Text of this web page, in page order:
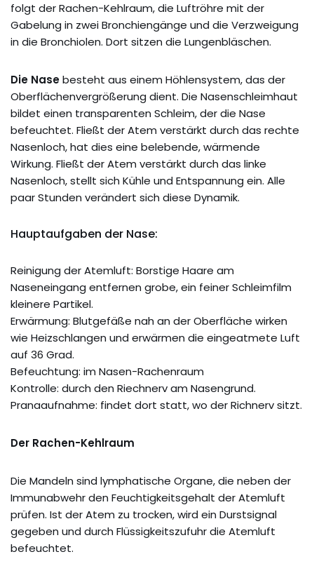
folgt der Rachen-Kehlraum, die Luftröhre mit der
Gabelung in zwei Bronchiengänge und die Verzweigung
in die Bronchiolen. Dort sitzen die Lungenbläschen.
Die Nasebesteht aus einem Höhlensystem, das der
Oberflächenvergrößerung dient. Die Nasenschleimhaut
bildet einen transparenten Schleim, der die Nase
befeuchtet. Fließt der Atem verstärkt durch das rechte
Nasenloch, hat dies eine belebende, wärmende
Wirkung. Fließt der Atem verstärkt durch das linke
Nasenloch, stellt sich Kühle und Entspannung ein. Alle
paar Stunden verändert sich diese Dynamik.
Hauptaufgaben der Nase:
Reinigung der Atemluft: Borstige Haare am
Naseneingang entfernen grobe, ein feiner Schleimfilm
kleinere Partikel.
Erwärmung: Blutgefäße nah an der Oberfläche wirken
wie Heizschlangen und erwärmen die eingeatmete Luft
auf 36 Grad.
Befeuchtung: im Nasen-Rachenraum
Kontrolle: durch den Riechnerv am Nasengrund.
Pranaaufnahme: findet dort statt, wo der Richnerv sitzt.
Der Rachen-Kehlraum
Die Mandeln sind lymphatische Organe, die neben der
Immunabwehr den Feuchtigkeitsgehalt der Atemluft
prüfen. Ist der Atem zu trocken, wird ein Durstsignal
gegeben und durch Flüssigkeitszufuhr die Atemluft
befeuchtet.